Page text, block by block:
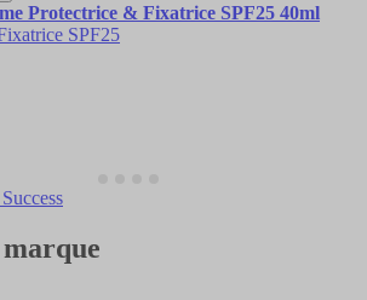
Protectrice & Fixatrice SPF25 40ml
SPF25